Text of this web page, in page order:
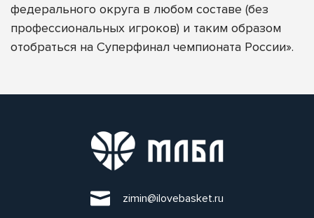
федерального округа в любом составе (без
профессиональных игроков) и таким образом
отобраться на Суперфинал чемпионата России».
zimin@ilovebasket.ru